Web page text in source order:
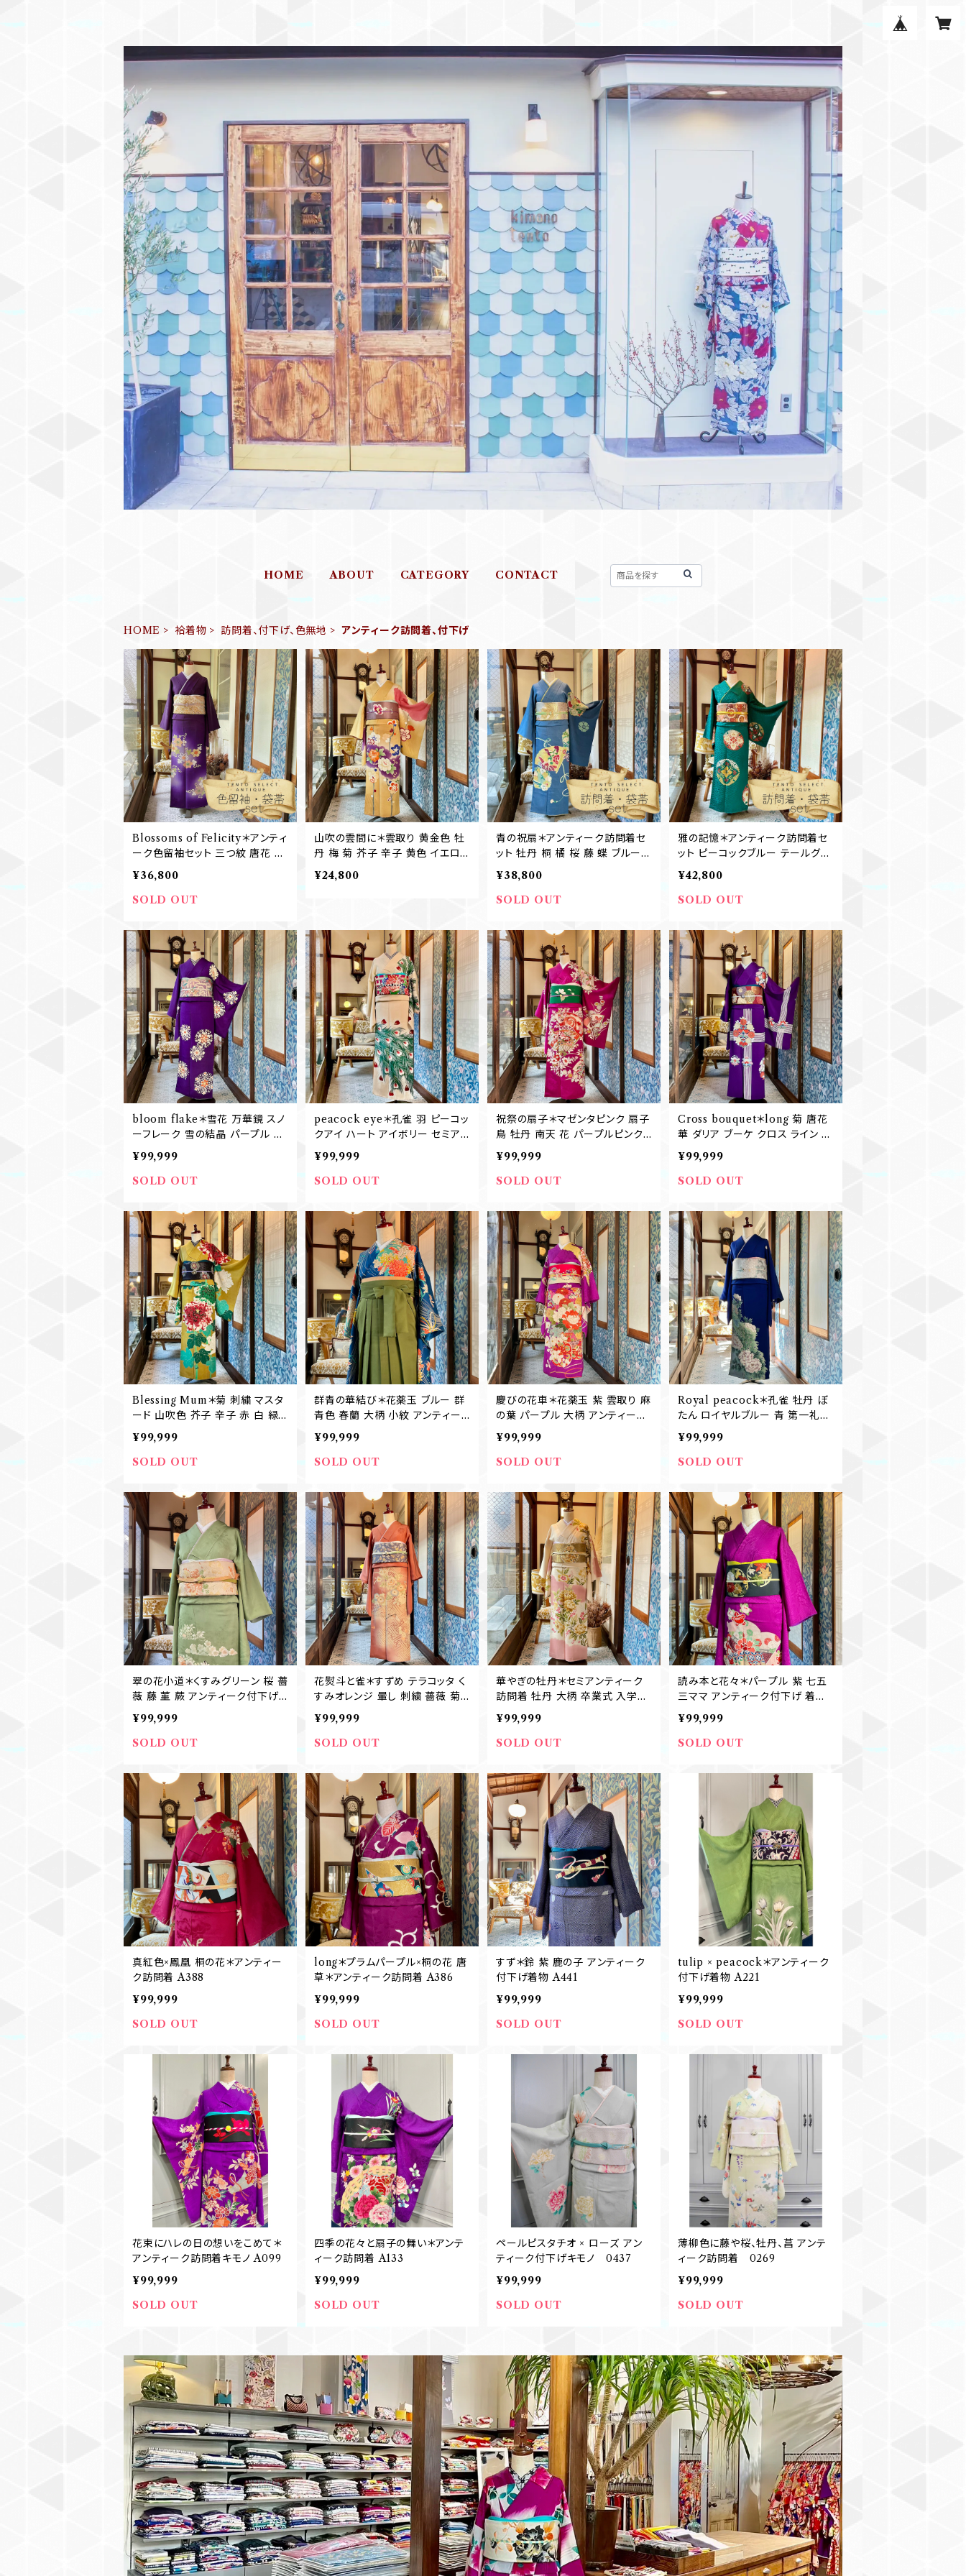
HOME ABOUT CATEGORY CONTACT
HOME 袷着物 訪問着、付下げ、色無地 アンティーク訪問着、付下げ
Blossoms of Felicity＊アンティ
ーク色留袖セット 三つ紋 唐花 唐
草 暈し 刺繍 紫 京紫 パープル 礼
装 七五三 卒業式 入学式 結婚式
アンティーク色留袖+袋帯 B674
¥36,800
SOLD OUT
山吹の雲間に＊雲取り 黄金色 牡
丹 梅 菊 芥子 辛子 黄色 イエロ
ー マスタード アンティーク訪問着
結婚式 袴 卒業式 B398
¥24,800
青の祝扇＊アンティーク訪問着セ
ット 牡丹 桐 橘 桜 藤 蝶 ブルー
青 群青 礼装 七五三 卒業式 入学
式 結婚式 アンティーク訪問着+袋
帯 B658
¥38,800
SOLD OUT
雅の記憶＊アンティーク訪問着セ
ット ピーコックブルー テールグリ
ーン 礼装 七五三 卒業式 入学式
結婚式 アンティーク訪問着+袋帯
B647
¥42,800
SOLD OUT
bloom flake＊雪花 万華鏡 スノ
ーフレーク 雪の結晶 パープル 紫
花丸 セミアンティーク訪問着 結
婚式 袴 卒業式 B536
¥99,999
SOLD OUT
peacock eye＊孔雀 羽 ピーコッ
クアイ ハート アイボリー セミアン
ティーク訪問着 着物 B443
¥99,999
SOLD OUT
祝祭の扇子＊マゼンタピンク 扇子
鳥 牡丹 南天 花 パープルピンク
アンティーク訪問着 袴 卒業式 B
391
¥99,999
SOLD OUT
Cross bouquet＊long 菊 唐花
華 ダリア ブーケ クロス ライン チ
ェック ストライプ ボーダー パー
プル 紫 花丸 セミアンティーク訪
問着 結婚式 袴 卒業式 B360
¥99,999
SOLD OUT
Blessing Mum＊菊 刺繍 マスタ
ード 山吹色 芥子 辛子 赤 白 緑
大柄 アンティーク訪問着 結婚式
袴 卒業式 B336
¥99,999
SOLD OUT
群青の華結び＊花薬玉 ブルー 群
青色 春蘭 大柄 小紋 アンティー
ク訪問着 袴 卒業式 B259
¥99,999
SOLD OUT
慶びの花車＊花薬玉 紫 雲取り 麻
の葉 パープル 大柄 アンティーク
訪問着 袴 卒業式 B263
¥99,999
SOLD OUT
Royal peacock＊孔雀 牡丹 ぼ
たん ロイヤルブルー 青 第一礼装
五つ紋 結婚式 パーティ アンティ
ーク色留袖 着物 B294
¥99,999
SOLD OUT
翠の花小道＊くすみグリーン 桜 薔
薇 藤 菫 蕨 アンティーク付下げ
着物 裾模様 絵羽 卒業式 入学式
七五三ママ B257
¥99,999
SOLD OUT
花熨斗と雀＊すずめ テラコッタ く
すみオレンジ 暈し 刺繍 薔薇 菊
水仙 藤 紅葉 紗綾形 アンティー
ク付下げ着物 裾模様 絵羽 卒業
式 入学式 七五三ママ A927
¥99,999
SOLD OUT
華やぎの牡丹＊セミアンティーク
訪問着 牡丹 大柄 卒業式 入学式
七五三ママ A936
¥99,999
SOLD OUT
読み本と花々＊パープル 紫 七五
三ママ アンティーク付下げ 着物
A845
¥99,999
SOLD OUT
真紅色×鳳凰 桐の花＊アンティー
ク訪問着 A388
¥99,999
SOLD OUT
long＊プラムパープル×桐の花 唐
草＊アンティーク訪問着 A386
¥99,999
SOLD OUT
すず＊鈴 紫 鹿の子 アンティーク
付下げ着物 A441
¥99,999
SOLD OUT
tulip × peacock＊アンティーク
付下げ着物 A221
¥99,999
SOLD OUT
花束にハレの日の想いをこめて＊
アンティーク訪問着キモノ A099
¥99,999
SOLD OUT
四季の花々と扇子の舞い＊アンテ
ィーク訪問着 A133
¥99,999
SOLD OUT
ペールピスタチオ × ローズ アン
ティーク付下げキモノ 0437
¥99,999
SOLD OUT
薄柳色に藤や桜、牡丹、菖 アンテ
ィーク訪問着 0269
¥99,999
SOLD OUT